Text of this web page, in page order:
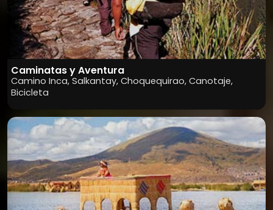
Caminatas y Aventura
Camino Inca, Salkantay, Choquequirao, Canotaje,
Bicicleta